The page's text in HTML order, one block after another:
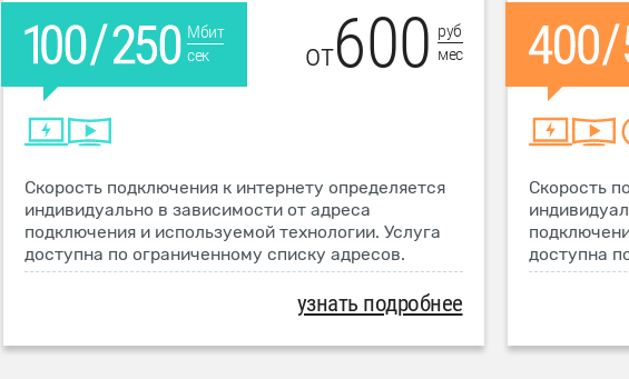
Мбит
сек
от600 руб
мес
Скорость подключения к интернету определяется
индивидуально в зависимости от адреса
подключения и используемой технологии. Услуга
доступна по ограниченному списку адресов.
узнать подробнее
Скорость
доступна